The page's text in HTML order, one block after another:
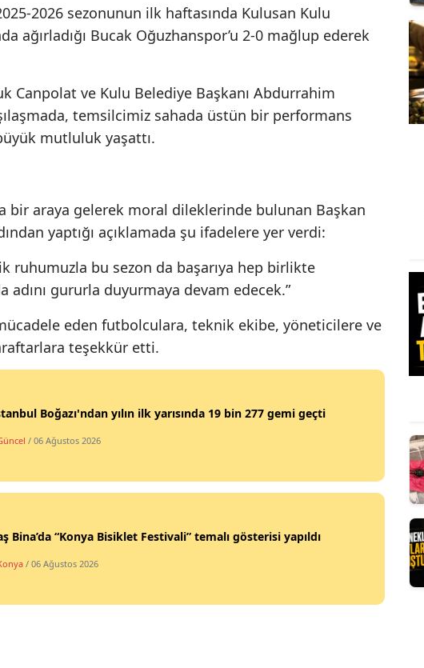
Elazığ
Erzincan
Eskişehir
Gümüşhane
Hakkari
Hatay
Isparta
Mersin
Kayseri
Kırklareli
2026 sezonunun ilk haftasında Kulusan Kulu
ağırladığı Bucak Oğuzhanspor’u 2-0 mağlup ederek
Canpolat ve Kulu Belediye Başkanı Abdurrahim
temsilcimiz sahada üstün bir performans
mutluluk yaşattı.
bir araya gelerek moral dileklerinde bulunan Başkan
yaptığı açıklamada şu ifadelere yer verdi:
ruhumuzla bu sezon da başarıya hep birlikte
adını gururla duyurmaya devam edecek.”
eden futbolculara, teknik ekibe, yöneticilere ve
teşekkür etti.
Boğazı'ndan yılın ilk yarısında 19 bin 277 gemi geçti
/ 06 Ağustos 2026
Bina’da “Konya Bisiklet Festivali” temalı gösterisi yapıldı
/ 06 Ağustos 2026